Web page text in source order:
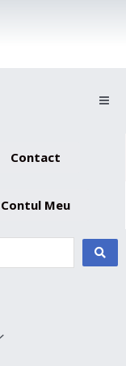
Contact
Contul Meu